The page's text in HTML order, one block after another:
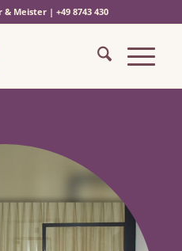
Meister | +49 8743 430